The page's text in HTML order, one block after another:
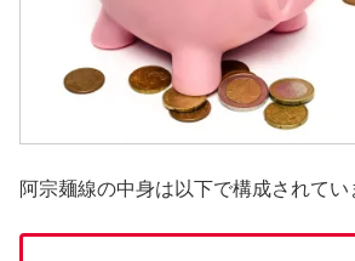
阿宗麺線の中身は以下で構成されてい